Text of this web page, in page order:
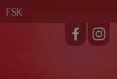
FSK